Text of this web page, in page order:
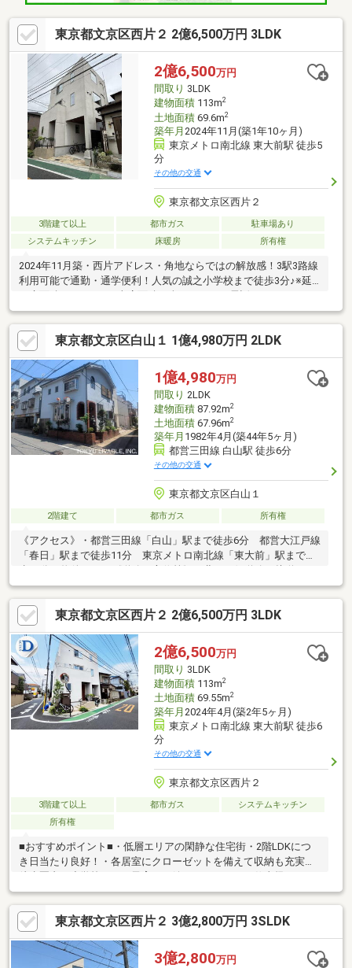
東京都文京区西片２ 2億6,500万円 3LDK
2億6,500万円
間取り 3LDK
建物面積113m2
土地面積69.6m2
築年月 2024年11月(築1年10ヶ月)
東京メトロ南北線 東大前駅 徒歩5
分
その他の交通
東京都文京区西片２
3階建て以上 都市ガス
駐車場あり
システムキッチン
床暖房 所有権
2024年11月築・西片アドレス・角地ならではの解放感！3駅3路線
利用可能で通勤・通学便利！人気の誠之小学校まで徒歩3分♪※延
話が早く進みます。お客様のご希望に合った物件を細かい心遣い
でお手伝いさせて頂きます。弊社HPには公開前の物件を多数掲載
しておりますので、新鮮な情報をいち早く発信させて頂いており
ます。お客様が納得なさるお住まいが見つかるよう、スピード感
を持って全力でサポートします。売却査定・買い取りも致しま
す。ご希望の際は、ケーコーポレーション売買事業部03-6865-
1151迄 お気軽にお問い合わせ下さい。
東京都文京区白山１ 1億4,980万円 2LDK
1億4,980万円
間取り 2LDK
建物面積87.92m2
土地面積67.96m2
築年月 1982年4月(築44年5ヶ月)
都営三田線 白山駅 徒歩6分
その他の交通
東京都文京区白山１
2階建て 都市ガス 所有権
《アクセス》・都営三田線「白山」駅まで徒歩6分 都営大江戸線
「春日」駅まで徒歩11分 東京メトロ南北線「東大前」駅まで徒
いる角地です。採光・通風に優れ、開放感ある立地条件です。
《室内の特徴》・キッチン・浴室・洗面室・お手洗いなど各種水
回りには窓が設置されており、湿気や臭いがこもりにくく、衛生
的です。・各居室に収納があります。・1階と2階にトイレがあり
ます。・来訪者を映像で確認できるTVモニター付きインターホン
有り。来訪者を確認してから会話ができるため、無用な訪問販売
などもシャットアウトできます。
東京都文京区西片２ 2億6,500万円 3LDK
2億6,500万円
間取り 3LDK
建物面積113m2
土地面積69.55m2
築年月 2024年4月(築2年5ヶ月)
東京メトロ南北線 東大前駅 徒歩6
分
その他の交通
東京都文京区西片２
3階建て以上 都市ガス
システムキッチン
所有権
■おすすめポイント■・低層エリアの閑静な住宅街・2階LDKにつ
き日当たり良好！・各居室にクローゼットを備えて収納も充実・
徒歩圏内に小学校があり子育てに嬉しいエリア・お仕事帰りのご
見学も大歓迎・探し始めのお客様、正しい家探しをお伝えします
■交通アクセス■・東京メトロ南北線【東大前】駅徒歩6分------------
----------お気軽に下記の《資料請求》又は《見学予約》ボタンをク
リック！又は大和アクタス 0120-105-111(通話無料)まで
東京都文京区西片２ 3億2,800万円 3SLDK
3億2,800万円